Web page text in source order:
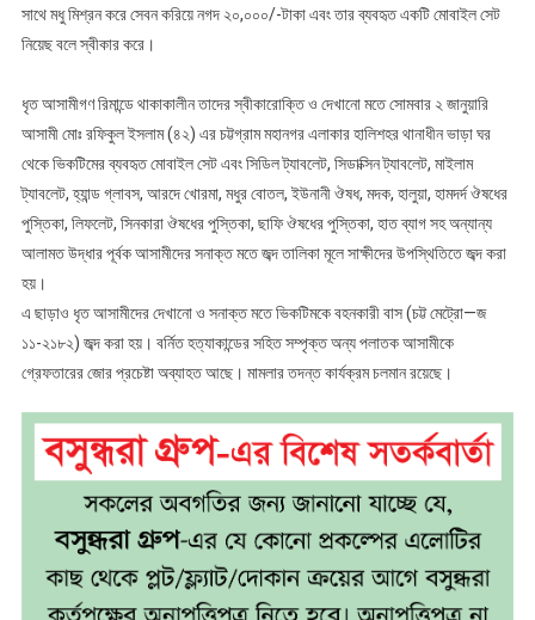
সাথে মধু মিশ্রন করে সেবন করিয়ে নগদ ২০,০০০/-টাকা এবং তার ব্যবহৃত একটি মোবাইল সেট
নিয়েছ বলে স্বীকার করে।
ধৃত আসামীগণ রিমান্ডে থাকাকালীন তাদের স্বীকারোক্তি ও দেখানো মতে সোমবার ২ জানুয়ারি
আসামী মোঃ রফিকুল ইসলাম (৪২) এর চট্টগ্রাম মহানগর এলাকার হালিশহর থানাধীন ভাড়া ঘর
থেকে ভিকটিমের ব্যবহৃত মোবাইল সেট এবং সিডিল ট্যাবলেট, সিডাক্সিন ট্যাবলেট, মাইলাম
ট্যাবলেট, হ্যান্ড গ্লাবস, আরদে খোরমা, মধুর বোতল, ইউনানী ঔষধ, মদক, হালুয়া, হামদর্দ ঔষধের
পুস্তিকা, লিফলেট, সিনকারা ঔষধের পুস্তিকা, ছাফি ঔষধের পুস্তিকা, হাত ব্যাগ সহ অন্যান্য
আলামত উদ্ধার পূর্বক আসামীদের সনাক্ত মতে জব্দ তালিকা মূলে সাক্ষীদের উপস্থিতিতে জব্দ করা
হয়।
এ ছাড়াও ধৃত আসামীদের দেখানো ও সনাক্ত মতে ভিকটিমকে বহনকারী বাস (চট্ট মেট্রো—জ
১১-২১৮২) জব্দ করা হয়। বর্নিত হত্যাকান্ডের সহিত সম্পৃক্ত অন্য পলাতক আসামীকে
গ্রেফতারের জোর প্রচেষ্টা অব্যাহত আছে। মামলার তদন্ত কার্যক্রম চলমান রয়েছে।